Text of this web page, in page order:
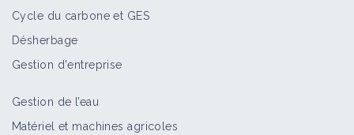
Cycle du carbone et GES
Désherbage
Gestion d'entreprise
Gestion de l’eau
Matériel et machines agricoles